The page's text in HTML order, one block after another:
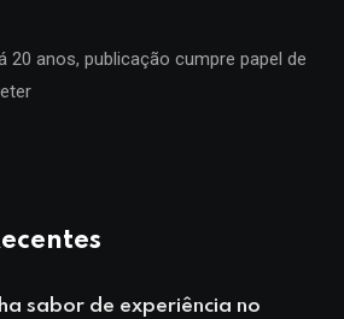
20 anos, publicação cumpre papel de
sabor de experiência no